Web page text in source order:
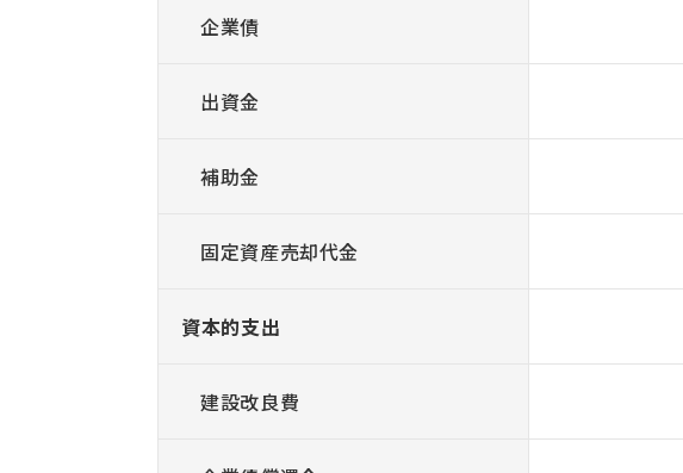
企業債
出資金
補助金
固定資産売却代金
資本的支出
建設改良費